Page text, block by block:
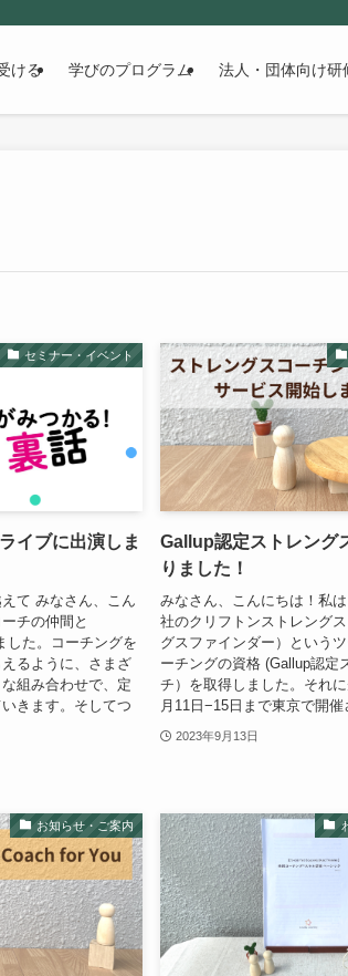
ける 学びのプログラム 法人・団体向け研
セミナー・イベント
イブに出演しま
て みなさん、こん
チの仲間と
した。コーチングを
るように、さまざ
組み合わせで、定
きます。そしてつ
Gallup認定ストレング
りました！
みなさん、こんにちは！私
社のクリフトンストレング
グスファインダー）という
ーチングの資格 (Gallup認定
チ）を取得しました。それ
月11日−15日まで東京で開催
2023年9月13日
お知らせ・ご案内